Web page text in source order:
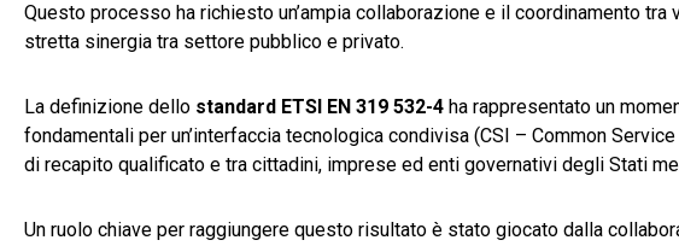
Questo processo ha richiesto un’ampia collaborazione e il coordinamento tra
stretta sinergia tra settore pubblico e privato.
La definizione dello standard ETSI EN 319 532-4 ha rappresentato un
fondamentali per un’interfaccia tecnologica condivisa (CSI – Common
di recapito qualificato e tra cittadini, imprese ed enti governativi degli Stati
Un ruolo chiave per raggiungere questo risultato è stato giocato dalla